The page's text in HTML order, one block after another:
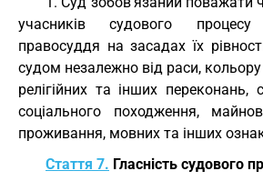
учасників судового
правосуддя на засадах їх
судом незалежно від раси, кольору
релігійних та інших переконань,
соціального походження,
проживання, мовних та інших
Стаття 7. Гласність судового